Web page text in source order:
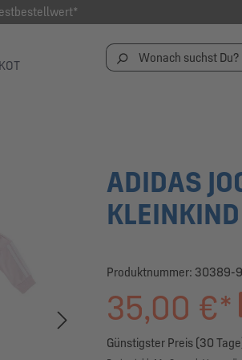
ADIDAS
Produktnummer: 30389-
35,00 €*
Günstigster Preis (30